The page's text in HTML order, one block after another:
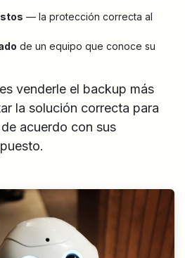
— la protección correcta al
de un equipo que conoce su
venderle el backup más
la solución correcta para
acuerdo con sus